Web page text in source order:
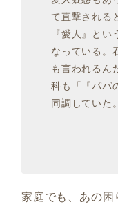
て直撃される
『愛人』と
なっている。
も言われるん
科も「『パパ
同調していた。
家庭でも、あの困